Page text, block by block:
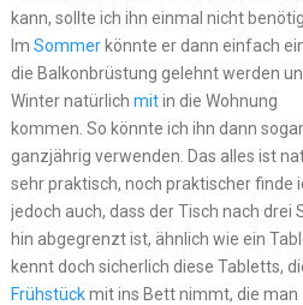
kann, sollte ich ihn einmal nicht
Im Sommerkönnte er dann einfach
die Balkonbrüstung gelehnt werden
Winter natürlich mitin die Wohnung
kommen. So könnte ich ihn dann sogar
ganzjährig verwenden. Das alles ist
sehr praktisch, noch praktischer finde
jedoch auch, dass der Tisch nach drei
hin abgegrenzt ist, ähnlich wie ein
kennt doch sicherlich diese Tabletts,
Frühstückmit ins Bett nimmt, die man